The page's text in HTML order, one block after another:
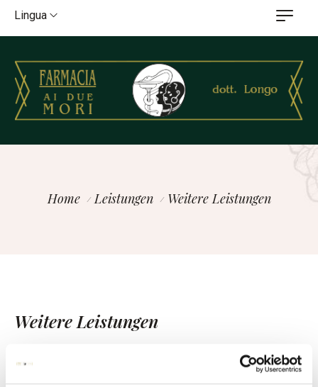
Lingua
Home Leistungen Weitere Leistungen
Weitere Leistungen
Unter den gebotenen Leistungen finden Sie auch